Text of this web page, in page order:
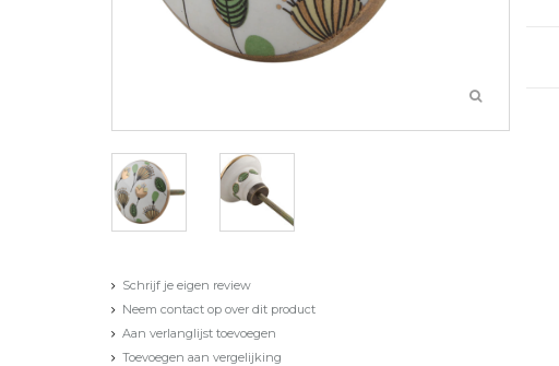
Schrijf je eigen review
Neem contact op over dit product
Aan verlanglijst toevoegen
Toevoegen aan vergelijking